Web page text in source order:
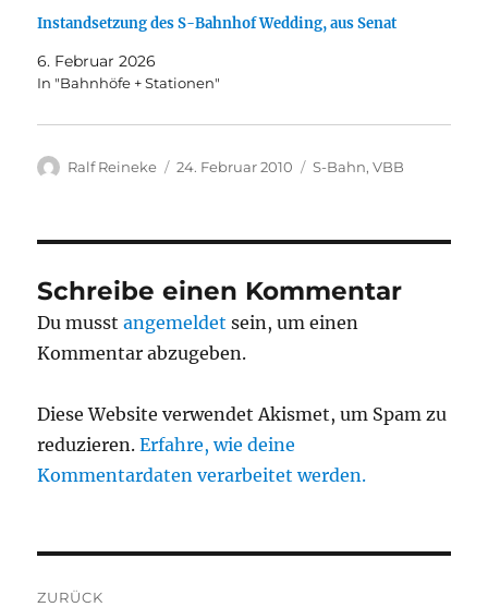
Instandsetzung des S-Bahnhof Wedding, aus Senat
6. Februar 2026
In "Bahnhöfe + Stationen"
Autor
Ralf Reineke
Veröffentlicht
24. Februar 2010 Kategorien
S-Bahn,VBB
Schreibe einen Kommentar
Du musstangemeldet sein, um einen
Kommentar abzugeben.
Diese Website verwendet Akismet, um Spam zu
reduzieren.Erfahre, wie deine
Kommentardaten verarbeitet werden.
ZURÜCK